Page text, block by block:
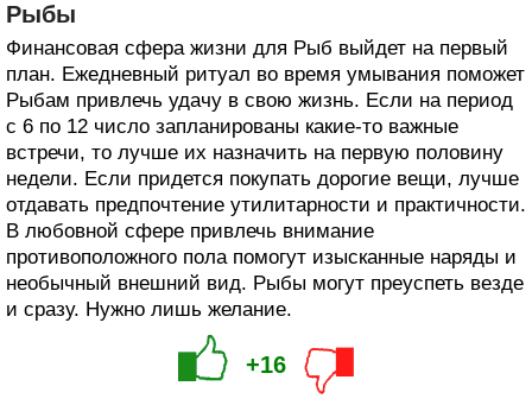
Рыбы
Финансовая сфера жизни для Рыб выйдет на первый
план. Ежедневный ритуал во время умывания поможет
Рыбам привлечь удачу в свою жизнь. Если на период
с 6 по 12 число запланированы какие-то важные
встречи, то лучше их назначить на первую половину
недели. Если придется покупать дорогие вещи, лучше
отдавать предпочтение утилитарности и практичности.
В любовной сфере привлечь внимание
противоположного пола помогут изысканные наряды и
необычный внешний вид. Рыбы могут преуспеть везде
и сразу. Нужно лишь желание.
+16